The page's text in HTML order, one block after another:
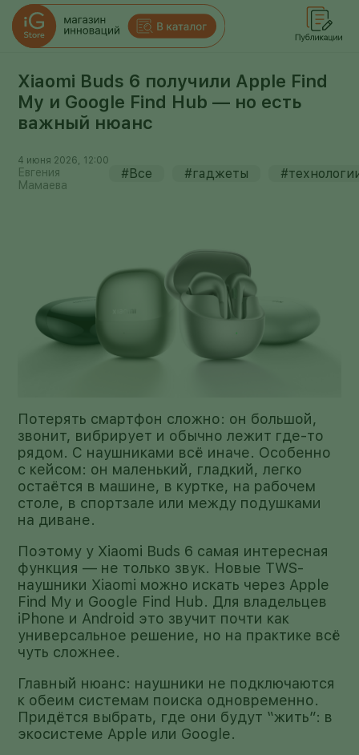
Xiaomi Buds 6 получили Apple Find
My и Google Find Hub — но есть
важный нюанс
4 июня 2026, 12:00
Евгения
Мамаева
#Все #гаджеты
Потерять смартфон сложно: он большой,
звонит, вибрирует и обычно лежит где-то
рядом. С наушниками всё иначе. Особенно
с кейсом: он маленький, гладкий, легко
остаётся в машине, в куртке, на рабочем
столе, в спортзале или между подушками
на диване.
Поэтому у Xiaomi Buds 6 самая интересная
функция — не только звук. Новые TWS-
наушники Xiaomi можно искать через Apple
Find My и Google Find Hub. Для владельцев
iPhone и Android это звучит почти как
универсальное решение, но на практике всё
чуть сложнее.
Главный нюанс: наушники не подключаются
к обеим системам поиска одновременно.
Придётся выбрать, где они будут “жить”: в
экосистеме Apple или Google.